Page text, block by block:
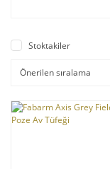
Stoktakiler